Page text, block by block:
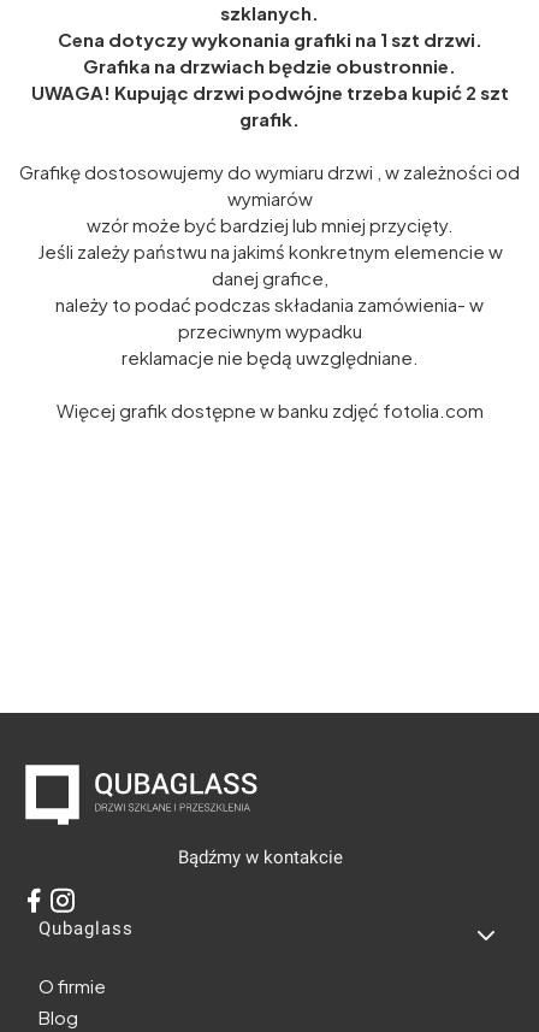
szklanych.
Cena dotyczy wykonania grafiki na 1 szt drzwi.
Grafika na drzwiach będzie obustronnie.
UWAGA! Kupując drzwi podwójne trzeba kupić 2 szt
grafik.
Grafikę dostosowujemy do wymiaru drzwi , w zależności od
wymiarów
wzór może być bardziej lub mniej przycięty.
Jeśli zależy państwu na jakimś konkretnym elemencie w
danej grafice,
należy to podać podczas składania zamówienia- w
przeciwnym wypadku
reklamacje nie będą uwzględniane.
Więcej grafik dostępne w banku zdjęć fotolia.com
Bądźmy w kontakcie
Linki w stopce
Qubaglass
O firmie
Blog